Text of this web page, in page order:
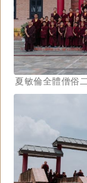
夏敏倫全體僧俗